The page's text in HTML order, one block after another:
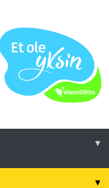
▾
▾